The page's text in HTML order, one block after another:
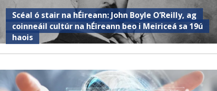
Scéal ó stair na hÉireann: John Boyle O’Reilly, ag
coinneáil cultúr na hÉireann beo i Meiriceá sa 19ú
haois